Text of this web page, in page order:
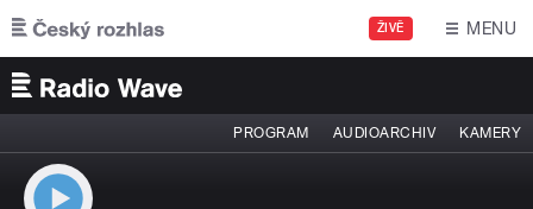
Přejít k hlavnímu obsahu
ŽIVĚ MENU
PROGRAM AUDIOARCHIV KAMERY